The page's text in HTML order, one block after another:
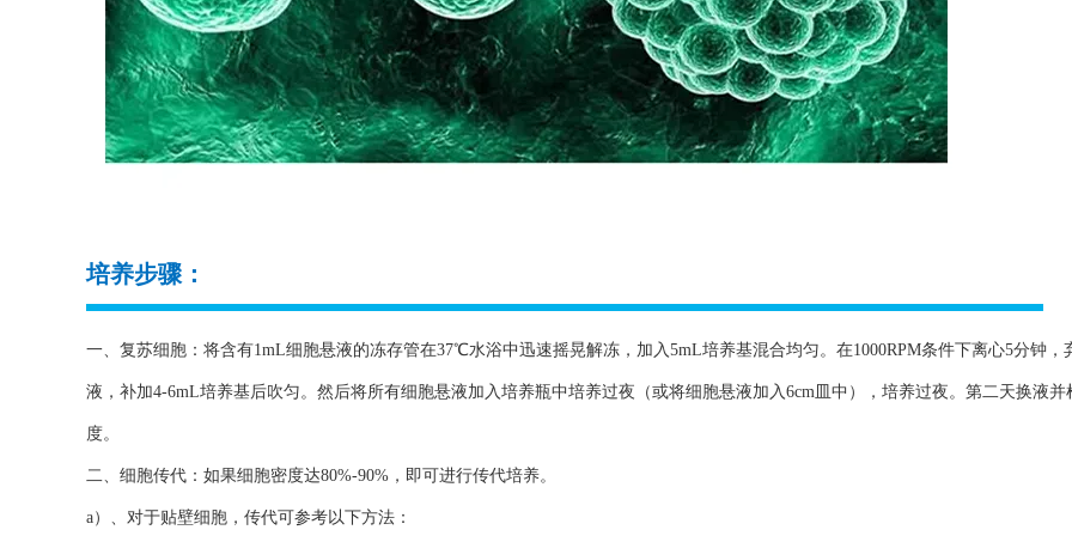
培养步骤：
一、复苏细胞：将含有1mL细胞悬液的冻存管在37℃水浴中迅速摇晃解冻，加入5mL培养基混合均匀。在1000RPM条件下离心5分钟，
液，补加4-6mL培养基后吹匀。然后将所有细胞悬液加入培养瓶中培养过夜（或将细胞悬液加入6cm皿中），培养过夜。第二天换液并
度。
二、细胞传代：如果细胞密度达80%-90%，即可进行传代培养。
a）、对于贴壁细胞，传代可参考以下方法：